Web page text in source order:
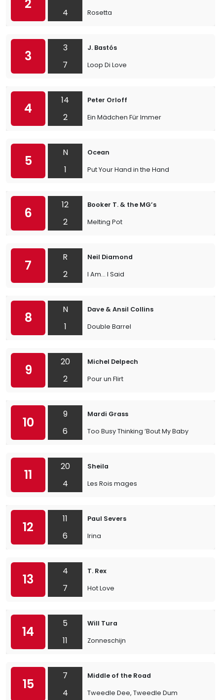
2
4
Rosetta
3
3
7
J. Bastós
Loop Di Love
4
14
2
Peter Orloff
Ein Mädchen Für Immer
5
N
1
Ocean
Put Your Hand in the Hand
6
12
2
Booker T. & the MG’s
Melting Pot
7
R
2
Neil Diamond
I Am… I Said
8
N
1
Dave & Ansil Collins
Double Barrel
9
20
2
Michel Delpech
Pour un Flirt
10
9
6
Mardi Grass
Too Busy Thinking ’Bout My Baby
11
20
4
Sheila
Les Rois mages
12
11
6
Paul Severs
Irina
13
4
7
T. Rex
Hot Love
14
5
11
Will Tura
Zonneschijn
15
7
4
Middle of the Road
Tweedle Dee, Tweedle Dum